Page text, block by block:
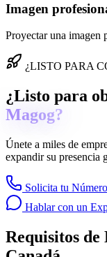
Imagen
Proyectar una imagen
¿LISTO PARA
¿Listo para
Magog?
Únete a miles de
expandir su presencia
Solicita tu
Hablar con un
Requisitos de